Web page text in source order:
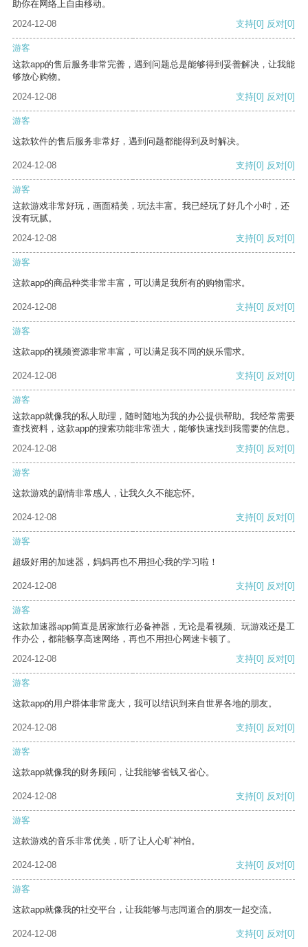
助你在网络上自由移动。
2024-12-08
支持[0] 反对[0]
游客
这款app的售后服务非常完善，遇到问题总是能够得到妥善解决，让我能
够放心购物。
2024-12-08
支持[0] 反对[0]
游客
这款软件的售后服务非常好，遇到问题都能得到及时解决。
2024-12-08 支持[0] 反对[0]
游客
这款游戏非常好玩，画面精美，玩法丰富。我已经玩了好几个小时，还
没有玩腻。
2024-12-08
支持[0] 反对[0]
游客
这款app的商品种类非常丰富，可以满足我所有的购物需求。
2024-12-08 支持[0] 反对[0]
游客
这款app的视频资源非常丰富，可以满足我不同的娱乐需求。
2024-12-08 支持[0] 反对[0]
游客
这款app就像我的私人助理，随时随地为我的办公提供帮助。我经常需要
查找资料，这款app的搜索功能非常强大，能够快速找到我需要的信息。
2024-12-08
支持[0] 反对[0]
游客
这款游戏的剧情非常感人，让我久久不能忘怀。
2024-12-08 支持[0] 反对[0]
游客
超级好用的加速器，妈妈再也不用担心我的学习啦！
2024-12-08 支持[0] 反对[0]
游客
这款加速器app简直是居家旅行必备神器，无论是看视频、玩游戏还是工
作办公，都能畅享高速网络，再也不用担心网速卡顿了。
2024-12-08
支持[0] 反对[0]
游客
这款app的用户群体非常庞大，我可以结识到来自世界各地的朋友。
2024-12-08 支持[0] 反对[0]
游客
这款app就像我的财务顾问，让我能够省钱又省心。
2024-12-08 支持[0] 反对[0]
游客
这款游戏的音乐非常优美，听了让人心旷神怡。
2024-12-08 支持[0] 反对[0]
游客
这款app就像我的社交平台，让我能够与志同道合的朋友一起交流。
2024-12-08 支持[0] 反对[0]